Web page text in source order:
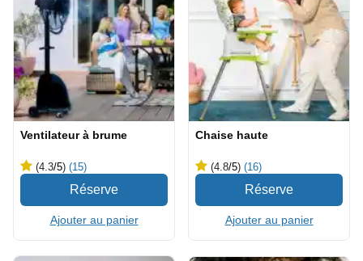
Ventilateur à brume
(4.3/5) (15)
Ajouter au panier
Chaise haute
(4.8/5) (16)
Ajouter au panier